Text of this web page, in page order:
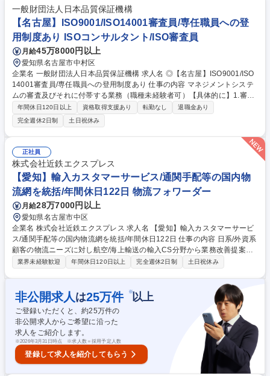
（会議資料・議事録など）、データ入力、経費精算関連業務、預金管理、
振込業務 ◆総務業務：固定資産管理、勤怠管理、社内イベントの企画・運
営、社内会議運営、備品管理（社用PC・名刺等）、電話・来客対応、マ
ニュアル資料作成 募集職種 D-9【名古屋/総務・予算管理】年休126日/残
業少なめ/富士電機G/福利厚生充実
一般財団法人日本品質保証機構
【名古屋】ISO9001/ISO14001審査員/専任職員への登
用制度あり ISOコンサルタント/ISO審査員
月給45万8000円以上
愛知県名古屋市中村区
企業名 一般財団法人日本品質保証機構 求人名 ◎【名古屋】ISO9001/ISO
14001審査員/専任職員への登用制度あり 仕事の内容 マネジメントシステ
ムの審査及びそれに付帯する業務（職種未経験者可）【具体的に】1.審査
日程の決定：審査をする企業と審査日決定後、連絡や必要資料の確認、宿
泊先・移動手段の手配等事前準備を始めます。 2．審査計画の策定・調
整：審査当日の審査スケジュールを作成して企業と調整し、審査計画を決
定します。また、審査前日までに、審査チーム内の打ち合わせを行いま
す。3．審査：審査計画に沿って、審査を実施し、審査報告書を作成しま
す。内容を受審企業に説明し、責任者からサインをいただきます。4．審
査終了後：審査実施後の業務処理を行います。 【変更の範囲：当機構にお
ける各種業務全般】 募集職種 ◎【名古屋】ISO9001/ISO14001審査員/専
任職員への登用制度あり
年間休日120日以上 資格取得支援あり 転勤なし
退職金あり
完全週休2日制
土日祝休み
正社員
株式会社近鉄エクスプレス
【愛知】輸入カスタマーサービス/通関手配等の国内物
流網を統括/年間休日122日 物流フォワーダー
月給28万7000円以上
愛知県名古屋市中区
企業名 株式会社近鉄エクスプレス 求人名 【愛知】輸入カスタマーサービ
ス/通関手配等の国内物流網を統括/年間休日122日 仕事の内容 日系/外資系
顧客の物流ニーズに対し航空/海上輸送の輸入CS分野から業務改善提案や
顧客支援を実行します。日本到着以降の国内手配を担い納期までに遅延な
収集、顧客との納期調整、通関書類作成や国内配送の手配をお任せしま
す。自動車産業等、東海エリアの重要顧客と関係を構築し物流品質を最前
線で担保します。名古屋拠点は計15名の少数精鋭体制で裁量が大きく機動
力を活かせる環境です。将来は4-5名のユニットリーダーや審査通関士等
へのキャリアチェンジも可能。営業利益300億円達成と輸入物量拡大を目
指すプロジェクトの中核として活躍頂けます。 募集職種 【愛知】輸入カ
スタマーサービス/通関手配等の国内物流網を統括/年間休日122日
業界未経験歓迎 年間休日120日以上 完全週休2日制 土日祝休み
非公開求人 は25万件 ※以上
ご登録いただくと、約25万件の
非公開求人からご希望に沿った
求人をご紹介します。
※2026年3月31日時点 ※求人数＝採用予定人数
登録して求人を紹介してもらう